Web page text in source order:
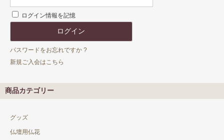
ログイン情報を記憶
パスワードをお忘れですか ?
新規ご入会はこちら
商品カテゴリー
グッズ
仏壇用仏花